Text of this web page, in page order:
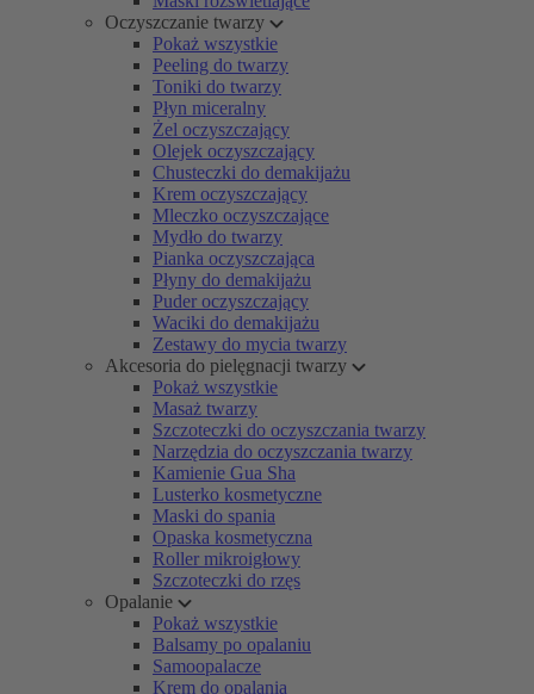
Oczyszczanie twarzy
Pokaż wszystkie
Peeling do twarzy
Toniki do twarzy
Płyn miceralny
Żel oczyszczający
Olejek oczyszczający
Chusteczki do demakijażu
Krem oczyszczający
Mleczko oczyszczające
Mydło do twarzy
Pianka oczyszczająca
Płyny do demakijażu
Puder oczyszczający
Waciki do demakijażu
Zestawy do mycia twarzy
Akcesoria do pielęgnacji twarzy
Pokaż wszystkie
Masaż twarzy
Szczoteczki do oczyszczania twarzy
Narzędzia do oczyszczania twarzy
Kamienie Gua Sha
Lusterko kosmetyczne
Maski do spania
Opaska kosmetyczna
Roller mikroigłowy
Szczoteczki do rzęs
Opalanie
Pokaż wszystkie
Balsamy po opalaniu
Samoopalacze
Krem do opalania